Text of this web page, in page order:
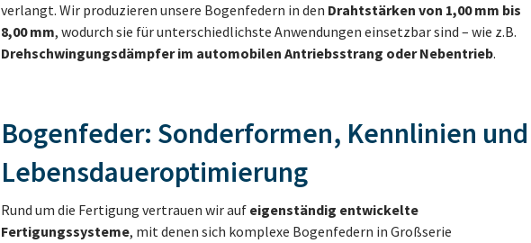
verlangt. Wir produzieren unsere Bogenfedern in den Drahtstärken von 1,00 mm bis
8,00 mm, wodurch sie für unterschiedlichste Anwendungen einsetzbar sind – wie z.B.
Drehschwingungsdämpfer im automobilen Antriebsstrang oder Nebentrieb.
Bogenfeder: Sonderformen, Kennlinien und
Lebensdaueroptimierung
Rund um die Fertigung vertrauen wir auf eigenständig entwickelte
Fertigungssysteme, mit denen sich komplexe Bogenfedern in Großserie